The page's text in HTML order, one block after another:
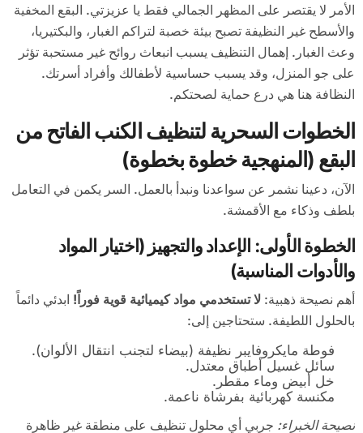
الأمر لا يقتصر على المظهر الجمالي فقط يا عزيزتي. البقع المخفية
والأسطح غير النظيفة تصبح بيئة خصبة لتراكم الغبار، والبكتيريا،
وعث الغبار. إهمال التنظيف يسبب انبعاث روائح غير مستحبة تؤثر
على جو المنزل، وقد يسبب حساسية لأطفالك وأفراد أسرتك.
النظافة هنا هي درع حماية لصحتكم.
الخطوات السحرية لتنظيف الكنب الفاتح من
البقع (المنهجية خطوة بخطوة)
الآن، دعينا نشمر عن سواعدنا ونبدأ بالعمل. السر يكمن في التعامل
بلطف وذكاء مع الأقمشة.
الخطوة الأولى: الإعداد والتجهيز (اختيار المواد
والأدوات المناسبة)
أهم نصيحة ذهبية: لا تستخدمي مواد كيميائية قوية فوراً! ابدئي دائماً
بالحلول اللطيفة. ستحتاجين إلى:
فوطة مايكروفايبر نظيفة (بيضاء لتجنب انتقال الألوان).
سائل غسيل أطباق معتدل.
خل أبيض وماء مقطر.
مكنسة كهربائية بفرشاة ناعمة.
نصيحة الخبراء: جربي أي محلول تنظيف على منطقة غير ظاهرة